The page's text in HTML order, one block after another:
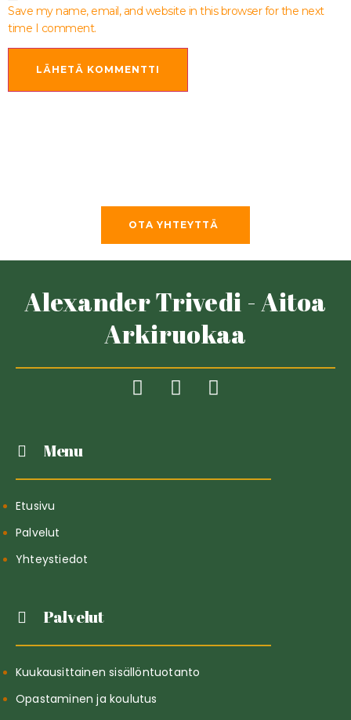
Save my name, email, and website in this browser for the next
time I comment.
OTA YHTEYTTÄ
Alexander Trivedi - Aitoa
Arkiruokaa
Menu
Etusivu
Palvelut
Yhteystiedot
Palvelut
Kuukausittainen sisällöntuotanto
Opastaminen ja koulutus